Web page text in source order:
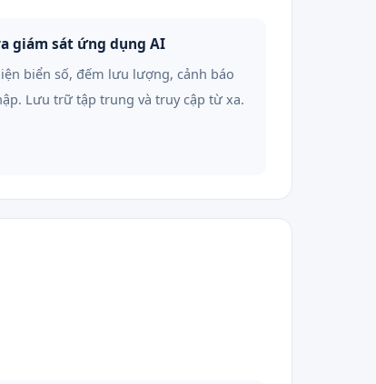
giám sát ứng dụng AI
biển số, đếm lưu lượng, cảnh báo
Lưu trữ tập trung và truy cập từ xa.